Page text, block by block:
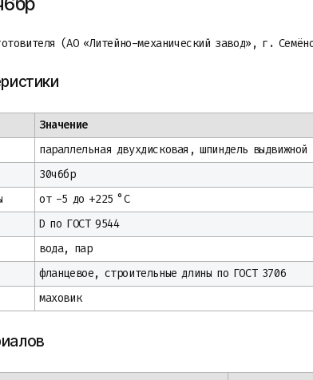
(АО «Литейно-механический завод», г.
Значение
параллельная двухдисковая, шпиндель выдвижной
30ч6бр
от -5 до +225 °C
D по ГОСТ 9544
вода, пар
фланцевое, строительные длины по ГОСТ 3706
маховик